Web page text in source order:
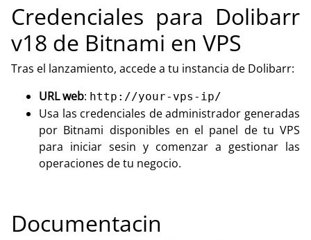
Credenciales para Dolibarr
v18 de Bitnami en VPS
Tras el lanzamiento, accede a tu instancia de Dolibarr:
URL web: http://your-vps-ip/
Usa las credenciales de administrador generadas
por Bitnami disponibles en el panel de tu VPS
para iniciar sesin y comenzar a gestionar las
operaciones de tu negocio.
Documentacin